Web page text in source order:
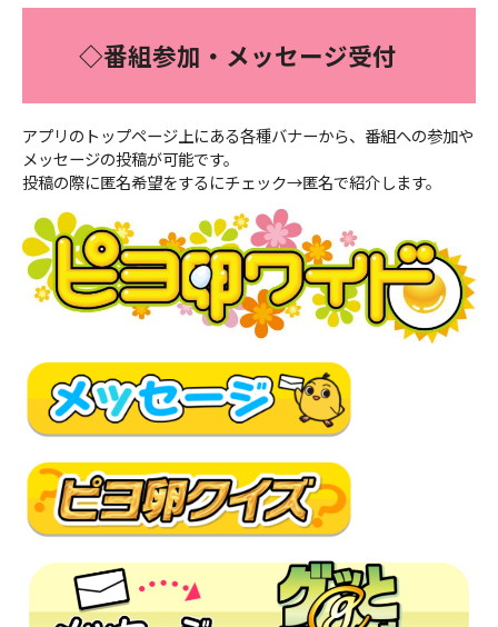
◇番組参加・メッセージ受付
アプリのトップページ上にある各種バナーから、番組への参加や
メッセージの投稿が可能です。
投稿の際に匿名希望をするにチェック→匿名で紹介します。